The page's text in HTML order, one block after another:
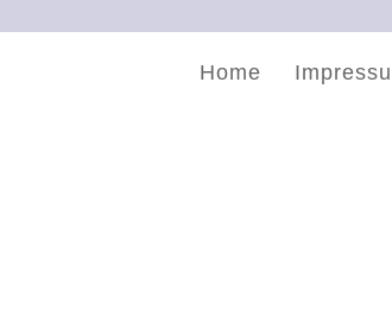
Home